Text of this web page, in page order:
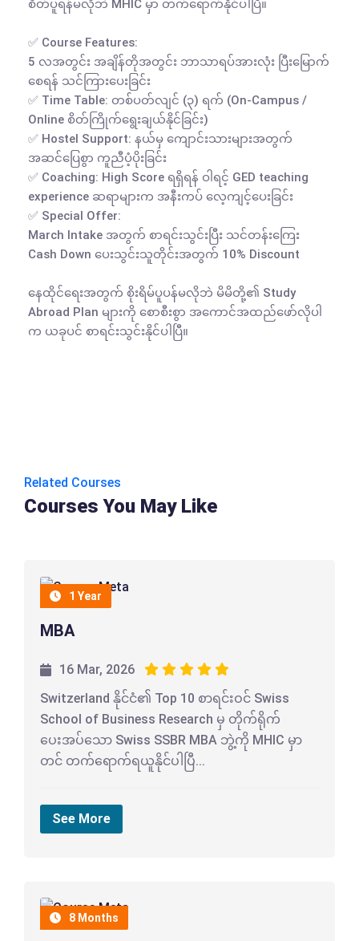
စိတ်ပူရန်မလိုဘဲ MHIC မှာ တက်ရောက်နိုင်ပါပြီ။
✅ Course Features:
5 လအတွင်း အချိန်တိုအတွင်း ဘာသာရပ်အားလုံး ပြီးမြောက်
စေရန် သင်ကြားပေးခြင်း
✅ Time Table: တစ်ပတ်လျင် (၃) ရက် (On-Campus /
Online စိတ်ကြိုက်ရွေးချယ်နိုင်ခြင်း)
✅ Hostel Support: နယ်မှ ကျောင်းသားများအတွက်
အဆင်ပြေစွာ ကူညီပံ့ပိုးခြင်း
✅ Coaching: High Score ရရှိရန် ဝါရင့် GED teaching
experience ဆရာများက အနီးကပ် လေ့ကျင့်ပေးခြင်း
✅ Special Offer:
March Intake အတွက် စာရင်းသွင်းပြီး သင်တန်းကြေး
Cash Down ပေးသွင်းသူတိုင်းအတွက် 10% Discount
နေထိုင်ရေးအတွက် စိုးရိမ်ပူပန်မလိုဘဲ မိမိတို့၏ Study
Abroad Plan များကို စောစီးစွာ အကောင်အထည်ဖော်လိုပါ
က ယခုပင် စာရင်းသွင်းနိုင်ပါပြီ။
Related Courses
Courses You May Like
1 Year
MBA
16 Mar, 2026
Switzerland နိုင်ငံ၏ Top 10 စာရင်းဝင် Swiss
School of Business Research မှ တိုက်ရိုက်
ပေးအပ်သော Swiss SSBR MBA ဘွဲ့ကို MHIC မှာ
တင် တက်ရောက်ရယူနိုင်ပါပြီ...
See More
8 Months